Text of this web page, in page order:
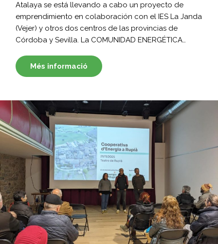
Atalaya se está llevando a cabo un proyecto de
emprendimiento en colaboración con el IES La Janda
(Vejer) y otros dos centros de las provincias de
Córdoba y Sevilla. La COMUNIDAD ENERGÉTICA…
Més informació